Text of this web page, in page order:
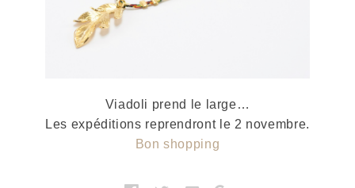
Viadoli prend le large…
Les expéditions reprendront le 2 novembre.
Bon shopping